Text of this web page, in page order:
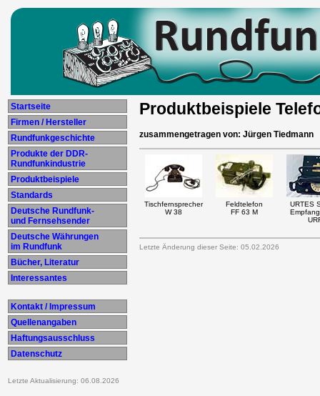
Startseite
Firmen / Hersteller
Rundfunkgeschichte
Produkte der DDR-
Rundfunkindustrie
Produktbeispiele
Standards
Deutsche Rundfunk-
und Fernsehsender
Deutsche Währungen
im Rundfunk
Bücher, Literatur
Interessantes
Kontakt / Impressum
Quellenangaben
Haftungsausschluss
Datenschutz
Letzte Aktualisierung: 06.08.2026
Produktbeispiele
zusammengetragen von: Jürgen Tiedmann
Tischfernsprecher
W 38
Feldtelefon
FF 63 M
URTES
Letzte Änderung dieser Seite: 05.02.2026